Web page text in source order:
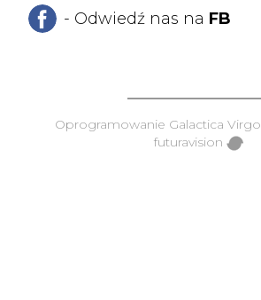
- Odwiedź nas na FB
Oprogramowanie Galactica Virgo
futuravision